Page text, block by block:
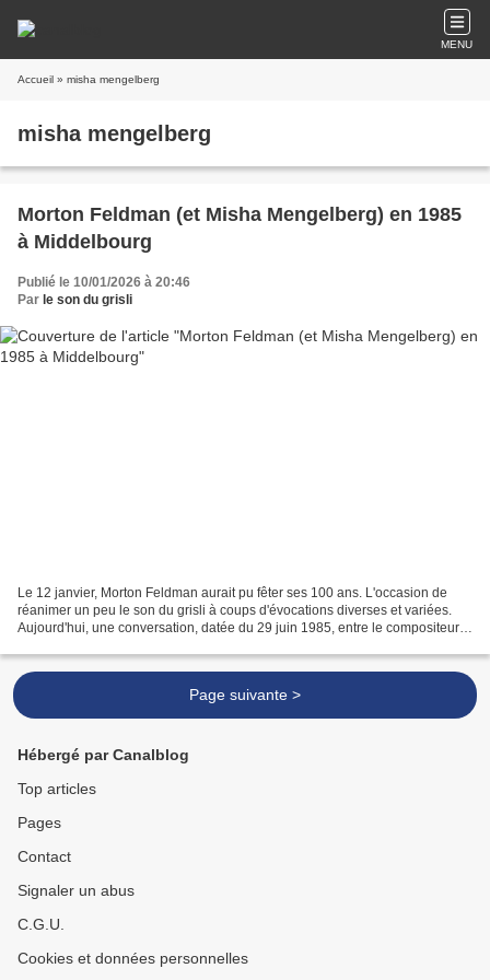
MENU
Accueil » misha mengelberg
misha mengelberg
Morton Feldman (et Misha Mengelberg) en 1985
à Middelbourg
Publié le 10/01/2026 à 20:46
Par le son du grisli
Le 12 janvier, Morton Feldman aurait pu fêter ses 100 ans. L'occasion de
réanimer un peu le son du grisli à coups d'évocations diverses et variées.
Aujourd'hui, une conversation, datée du 29 juin 1985, entre le compositeur
Page suivante >
Hébergé par Canalblog
Top articles
Pages
Contact
Signaler un abus
C.G.U.
Cookies et données personnelles